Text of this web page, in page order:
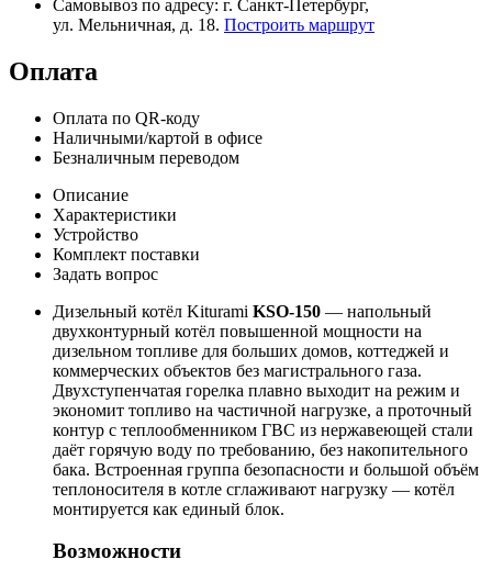
Самовывоз по адресу: г. Санкт-Петербург,
ул. Мельничная, д. 18. Построить маршрут
Оплата
Оплата по QR-коду
Наличными/картой в офисе
Безналичным переводом
Описание
Характеристики
Устройство
Комплект поставки
Задать вопрос
Дизельный котёл Kiturami KSO-150 — напольный
двухконтурный котёл повышенной мощности на
дизельном топливе для больших домов, коттеджей и
коммерческих объектов без магистрального газа.
Двухступенчатая горелка плавно выходит на режим и
экономит топливо на частичной нагрузке, а проточный
контур с теплообменником ГВС из нержавеющей стали
даёт горячую воду по требованию, без накопительного
бака. Встроенная группа безопасности и большой объём
теплоносителя в котле сглаживают нагрузку — котёл
монтируется как единый блок.
Возможности